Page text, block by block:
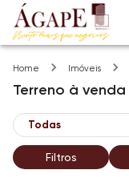
Home Imóveis
Terreno à venda
Filtros